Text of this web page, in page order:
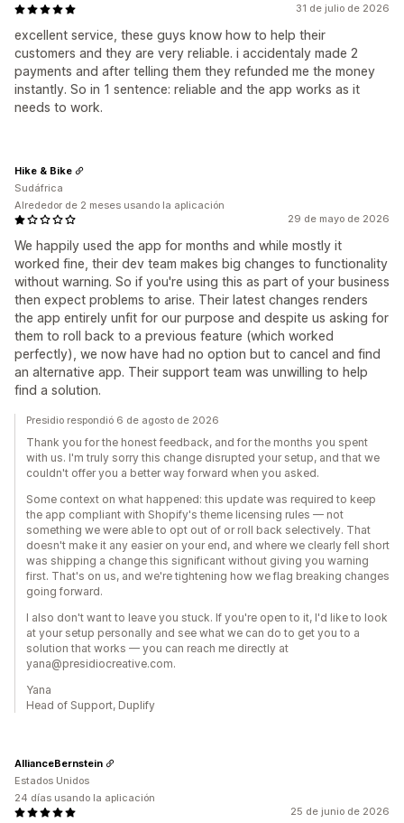
31 de julio de 2026
excellent service, these guys know how to help their
customers and they are very reliable. i accidentaly made 2
payments and after telling them they refunded me the money
instantly. So in 1 sentence: reliable and the app works as it
needs to work.
29 de mayo de 2026
We happily used the app for months and while mostly it
worked fine, their dev team makes big changes to functionality
without warning. So if you're using this as part of your business
then expect problems to arise. Their latest changes renders
the app entirely unfit for our purpose and despite us asking for
them to roll back to a previous feature (which worked
perfectly), we now have had no option but to cancel and find
an alternative app. Their support team was unwilling to help
find a solution.
Hike & Bike
Sudáfrica
Alrededor de 2 meses usando la aplicación
Presidio respondió 6 de agosto de 2026
Thank you for the honest feedback, and for the months you spent
with us. I'm truly sorry this change disrupted your setup, and that we
couldn't offer you a better way forward when you asked.
Some context on what happened: this update was required to keep
the app compliant with Shopify's theme licensing rules — not
something we were able to opt out of or roll back selectively. That
doesn't make it any easier on your end, and where we clearly fell short
was shipping a change this significant without giving you warning
first. That's on us, and we're tightening how we flag breaking changes
going forward.
I also don't want to leave you stuck. If you're open to it, I'd like to look
at your setup personally and see what we can do to get you to a
solution that works — you can reach me directly at
yana@presidiocreative.com.
Yana
Head of Support, Duplify
25 de junio de 2026
AllianceBernstein
Estados Unidos
24 días usando la aplicación